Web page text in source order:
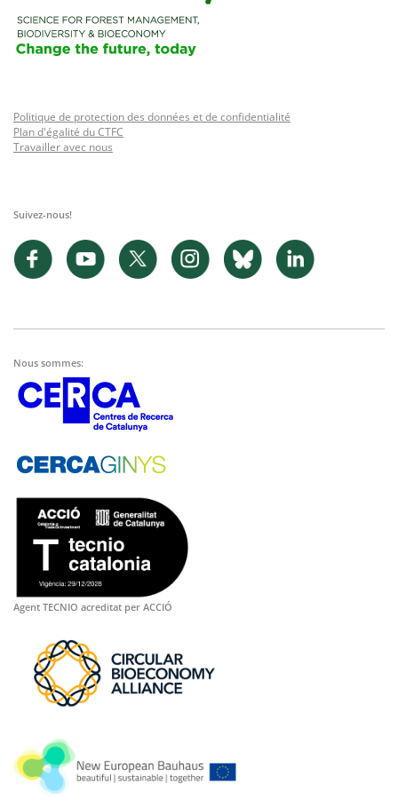
Politique de protection des données et de confidentialité
Plan d'égalité du CTFC
Travailler avec nous
Suivez-nous!
Nous sommes:
Agent TECNIO acreditat per ACCIÓ